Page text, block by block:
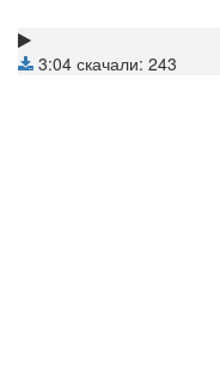
3:04 скачали: 243